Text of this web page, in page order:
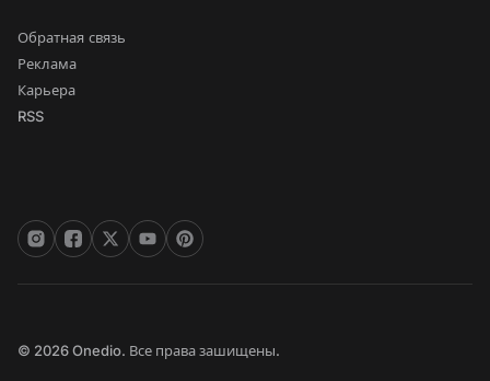
Обратная связь
Реклама
Карьера
RSS
© 2026 Onedio. Все права зашищены.